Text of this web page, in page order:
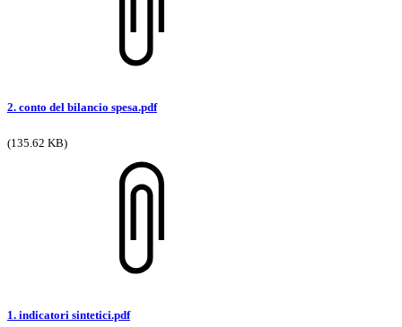
2. conto del bilancio spesa.pdf
(135.62 KB)
1. indicatori sintetici.pdf